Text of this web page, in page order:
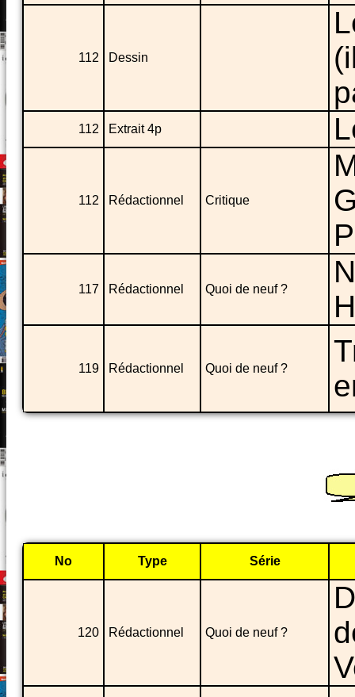
112 Dessin
112 Extrait 4p
112 Rédactionnel Critique
117 Rédactionnel Quoi de neuf ?
119 Rédactionnel Quoi de neuf ?
No Type Série
120 Rédactionnel Quoi de neuf ?